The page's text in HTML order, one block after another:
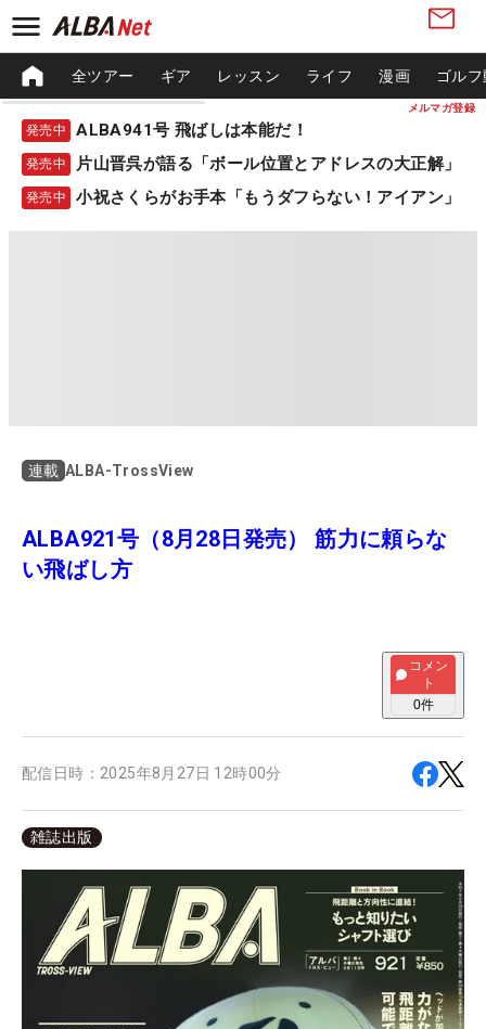
メルマガ登録
全ツアー ギア レッスン ライフ 漫画 ゴル
発売中 ALBA941号 飛ばしは本能だ！
発売中 片山晋呉が語る「ボール位置とアドレスの大正解」
発売中 小祝さくらがお手本「もうダフらない！アイアン」
連載 ALBA-TrossView
ALBA921号（8月28日発売） 筋力に頼らな
い飛ばし方
コメン
ト
0件
配信日時： 2025年8月27日 12時00分
雑誌出版